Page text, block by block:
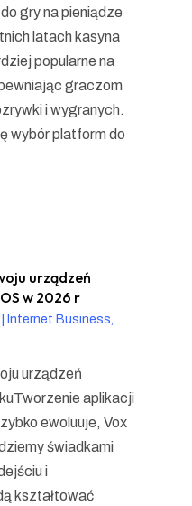
gry na pieniądze
latach kasyna
popularne na
graczom
i wygranych.
wybór platform do
urządzeń
w 2026 r
Internet Business,
urządzeń
aplikacji
ewoluuje, Vox
świadkami
i
kształtować